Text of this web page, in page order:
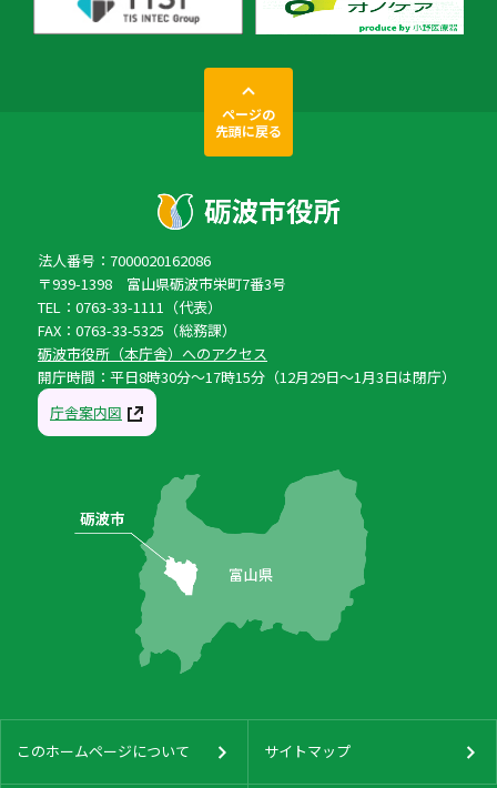
ページの
先頭に戻る
法人番号：7000020162086
〒939-1398 富山県砺波市栄町7番3号
TEL：0763-33-1111（代表）
FAX：0763-33-5325（総務課）
砺波市役所（本庁舎）へのアクセス
開庁時間：平日8時30分〜17時15分（12月29日〜1月3日は閉庁）
庁舎案内図
このホームページについて サイトマップ